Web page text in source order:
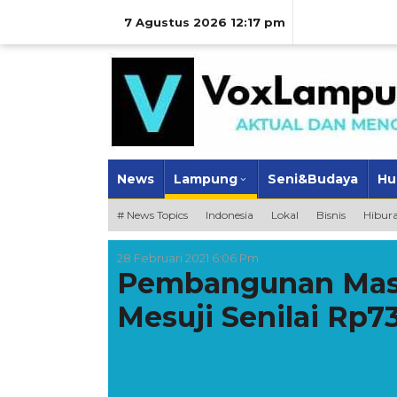
7 Agustus 2026 12:17 pm
News Lampung Seni&Budaya
# News Topics Indonesia Lokal Bisnis
28 Februari 2021 6:06 Pm
Pembangunan
Mesuji Senilai